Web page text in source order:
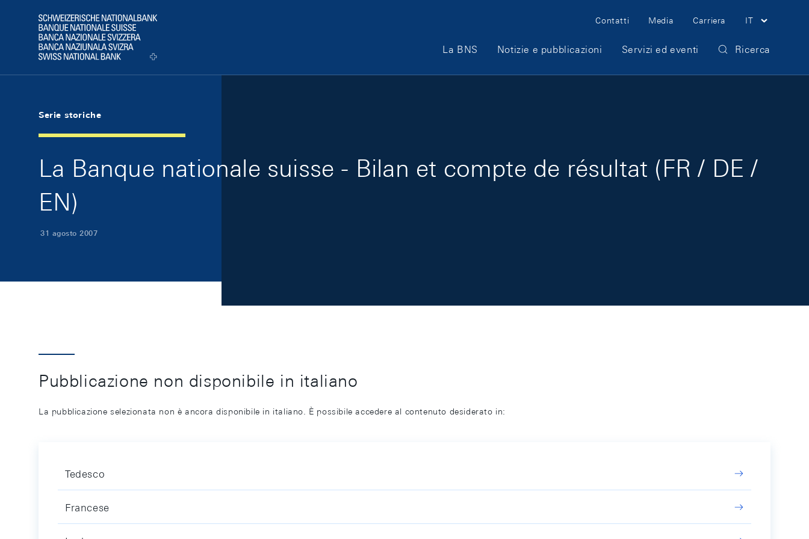
Logo
Meta Navigation
Contatti Media Carriera IT
Main Navigation
La BNS Notizie e pubblicazioni Servizi ed eventi Ricerca
Serie storiche
La Banque nationale suisse - Bilan et compte de résultat (FR / DE /
EN)
31 agosto 2007
Pubblicazione non disponibile in italiano
La pubblicazione selezionata non è ancora disponibile in italiano. È possibile accedere al contenuto desiderato in:
Tedesco
Francese